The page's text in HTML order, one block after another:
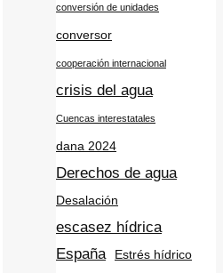
conversión de unidades
conversor
cooperación internacional
crisis del agua
Cuencas interestatales
dana 2024
Derechos de agua
Desalación
escasez hídrica
España
Estrés hídrico